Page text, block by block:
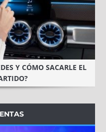
Y CÓMO SACARLE EL